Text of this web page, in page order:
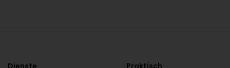
Dienste Praktisch